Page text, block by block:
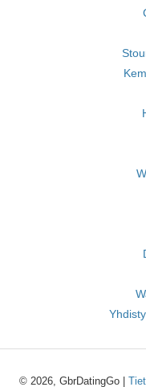
© 2026, GbrDatingGo |